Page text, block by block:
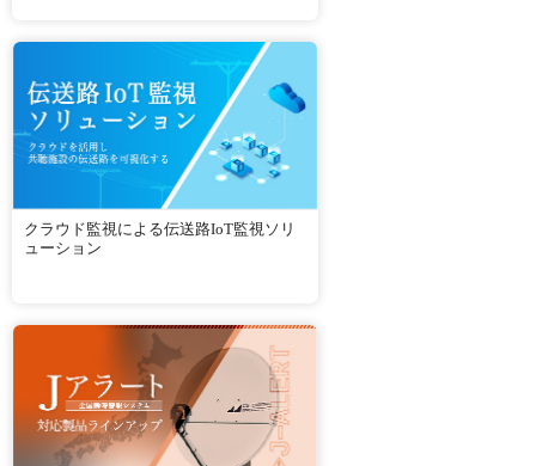
クラウド監視による伝送路IoT監視ソリ
ューション